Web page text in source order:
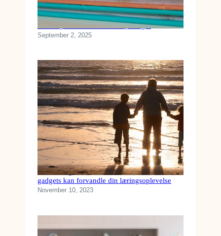
Sådan lytter du nemmest til lydbøger
September 2, 2025
Fra kedelig til underholdende: Hvordan
gadgets kan forvandle din læringsoplevelse
November 10, 2023